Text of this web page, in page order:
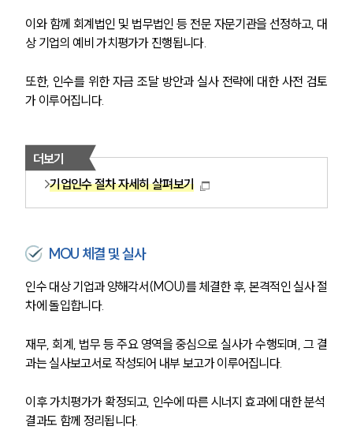
이와 함께 회계법인 및 법무법인 등 전문 자문기관을 선정하고, 대
상 기업의 예비 가치평가가 진행됩니다.
또한, 인수를 위한 자금 조달 방안과 실사 전략에 대한 사전 검토
가 이루어집니다.
더보기
기업인수 절차 자세히 살펴보기
MOU 체결 및 실사
인수 대상 기업과 양해각서(MOU)를 체결한 후, 본격적인 실사 절
차에 돌입합니다.
재무, 회계, 법무 등 주요 영역을 중심으로 실사가 수행되며, 그 결
과는 실사보고서로 작성되어 내부 보고가 이루어집니다.
이후 가치평가가 확정되고, 인수에 따른 시너지 효과에 대한 분석
결과도 함께 정리됩니다.